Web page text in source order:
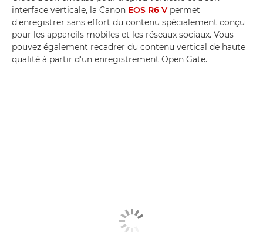
interface verticale, la Canon EOS R6 V permet
d'enregistrer sans effort du contenu spécialement conçu
pour les appareils mobiles et les réseaux sociaux. Vous
pouvez également recadrer du contenu vertical de haute
qualité à partir d'un enregistrement Open Gate.